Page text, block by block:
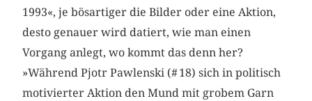
1993«, je bösartiger die Bilder oder eine Aktion,
desto genauer wird datiert, wie man einen
Vorgang anlegt, wo kommt das denn her?
»Während Pjotr Pawlenski (# 18) sich in politisch
motivierter Aktion den Mund mit grobem Garn